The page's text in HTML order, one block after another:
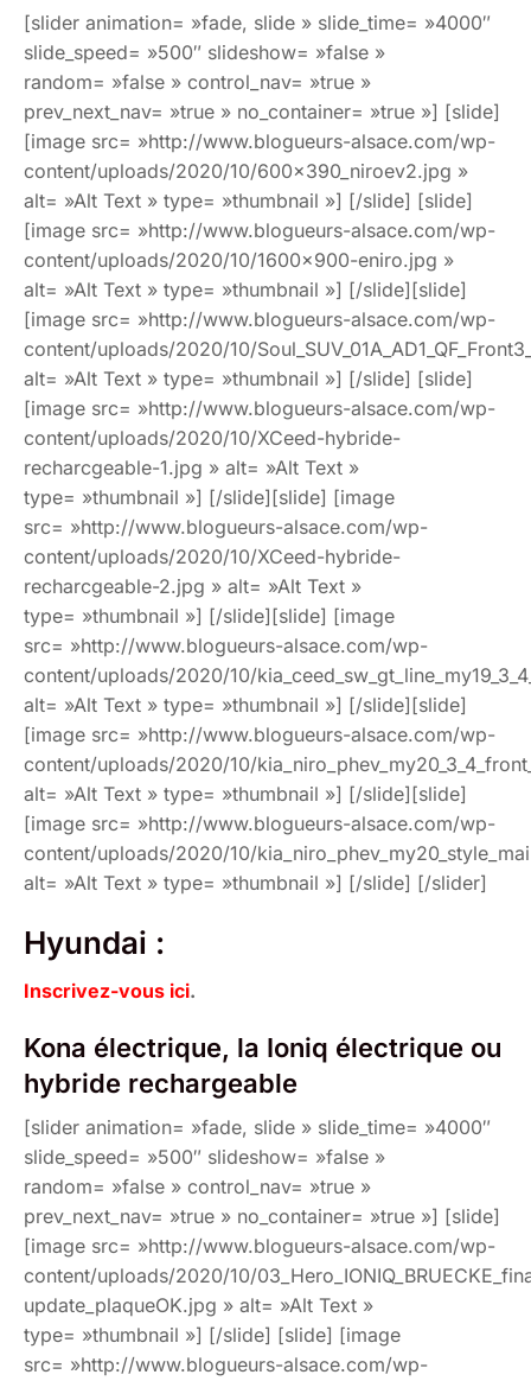
[slider animation= »fade, slide » slide_time= »4000″
slide_speed= »500″ slideshow= »false »
random= »false » control_nav= »true »
prev_next_nav= »true » no_container= »true »] [slide]
[image src= »http://www.blogueurs-alsace.com/wp-
content/uploads/2020/10/600x390_niroev2.jpg »
alt= »Alt Text » type= »thumbnail »] [/slide] [slide]
[image src= »http://www.blogueurs-alsace.com/wp-
content/uploads/2020/10/1600×900-eniro.jpg »
alt= »Alt Text » type= »thumbnail »] [/slide][slide]
[image src= »http://www.blogueurs-alsace.com/wp-
content/uploads/2020/10/
alt= »Alt Text » type= »thumbnail »] [/slide] [slide]
[image src= »http://www.blogueurs-alsace.com/wp-
content/uploads/2020/10/XCeed-hybride-
recharcgeable-1.jpg » alt= »Alt Text »
type= »thumbnail »] [/slide][slide] [image
src= »http://www.blogueurs-alsace.com/wp-
content/uploads/2020/10/XCeed-hybride-
recharcgeable-2.jpg » alt= »Alt Text »
type= »thumbnail »] [/slide][slide] [image
src= »http://www.blogueurs-alsace.com/wp-
content/uploads/2020/10/
alt= »Alt Text » type= »thumbnail »] [/slide][slide]
[image src= »http://www.blogueurs-alsace.com/wp-
content/uploads/2020/10/
alt= »Alt Text » type= »thumbnail »] [/slide][slide]
[image src= »http://www.blogueurs-alsace.com/wp-
content/uploads/2020/10/
alt= »Alt Text » type= »thumbnail »] [/slide] [/slider]
Hyundai :
Inscrivez-vous ici.
Kona électrique, la Ioniq électrique ou
hybride rechargeable
[slider animation= »fade, slide » slide_time= »4000″
slide_speed= »500″ slideshow= »false »
random= »false » control_nav= »true »
prev_next_nav= »true » no_container= »true »] [slide]
[image src= »http://www.blogueurs-alsace.com/wp-
content/uploads/2020/10/
update_plaqueOK.jpg » alt= »Alt Text »
type= »thumbnail »] [/slide] [slide] [image
src= »http://www.blogueurs-alsace.com/wp-